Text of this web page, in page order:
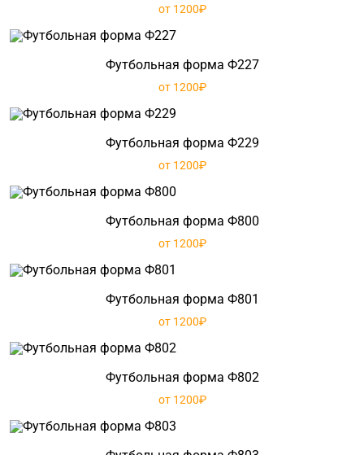
от 1200₽
Футбольная форма Ф227
от 1200₽
Футбольная форма Ф229
от 1200₽
Футбольная форма Ф800
от 1200₽
Футбольная форма Ф801
от 1200₽
Футбольная форма Ф802
от 1200₽